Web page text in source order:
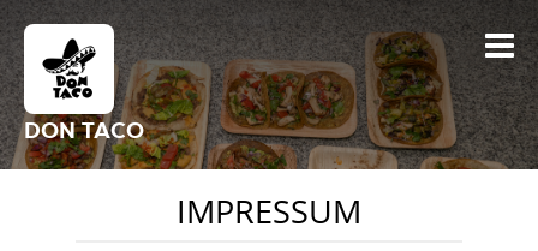
DON TACO
IMPRESSUM